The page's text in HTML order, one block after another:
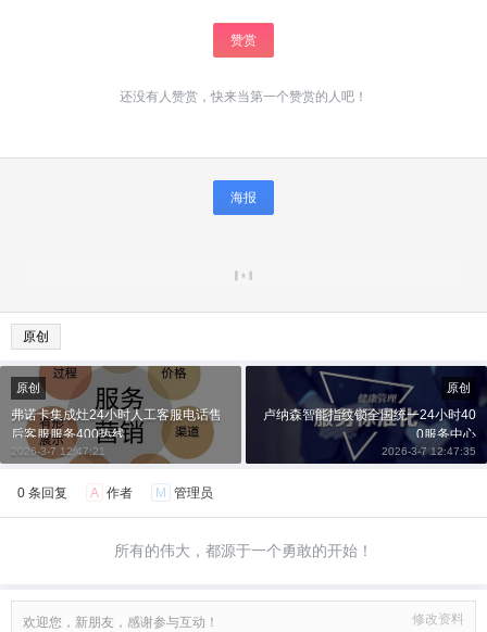
赞赏
还没有人赞赏，快来当第一个赞赏的人吧！
海报
原创
原创
弗诺卡集成灶24小时人工客服电话售
后客服服务400热线
2026-3-7 12:47:21
原创
卢纳森智能指纹锁全国统一24小时40
0服务中心
2026-3-7 12:47:35
0 条回复 A 作者 M 管理员
所有的伟大，都源于一个勇敢的开始！
欢迎您，新朋友，感谢参与互动！ 修改资料